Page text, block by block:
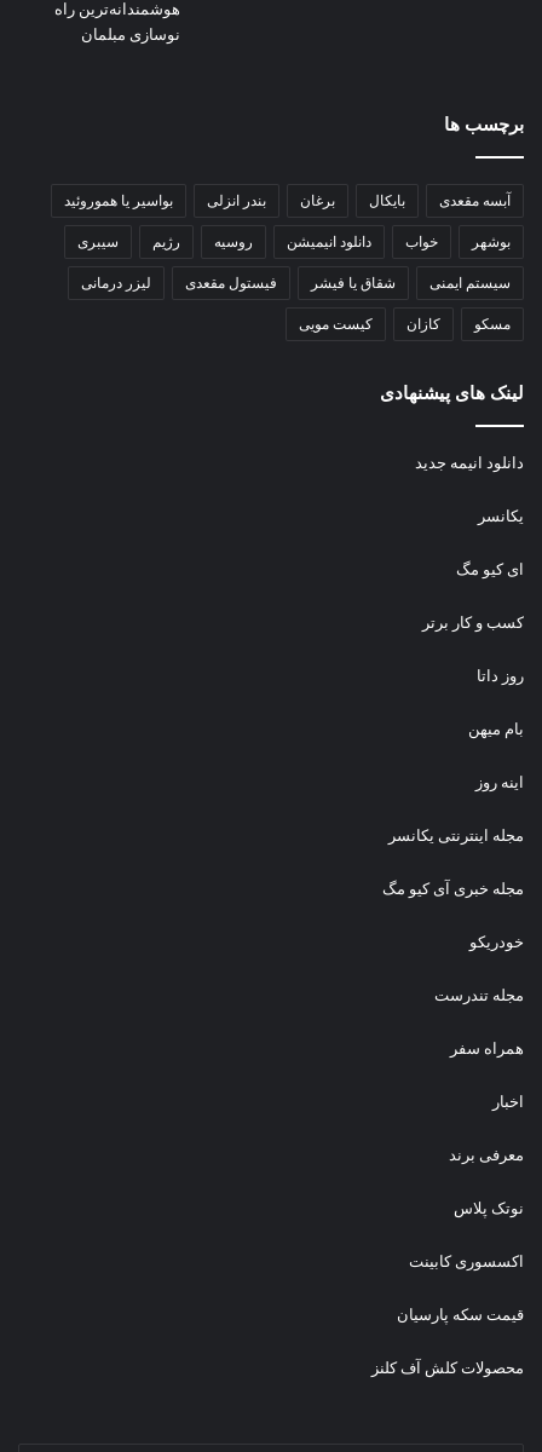
برچسب ها
آبسه مقعدی بایکال برغان بندر انزلی بواسیر یا هموروئید
بوشهر خواب دانلود انیمیشن روسیه رژیم سیبری
سیستم ایمنی شقاق یا فیشر فیستول مقعدی لیزر درمانی
مسکو کازان کیست مویی
لینک های پیشنهادی
دانلود انیمه جدید
یکانسر
ای کیو مگ
کسب و کار برتر
روز داتا
بام میهن
اینه روز
مجله اینترنتی یکانسر
مجله خبری آی کیو مگ
خودریکو
مجله‌ تندرست
همراه سفر
اخبار
معرفی برند
نوتک پلاس
اکسسوری کابینت
قیمت سکه پارسیان
محصولات کلش آف کلنز